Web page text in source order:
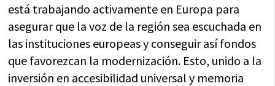
está trabajando activamente en Europa para
asegurar que la voz de la región sea escuchada en
las instituciones europeas y conseguir así fondos
que favorezcan la modernización. Esto, unido a la
inversión en accesibilidad universal y memoria